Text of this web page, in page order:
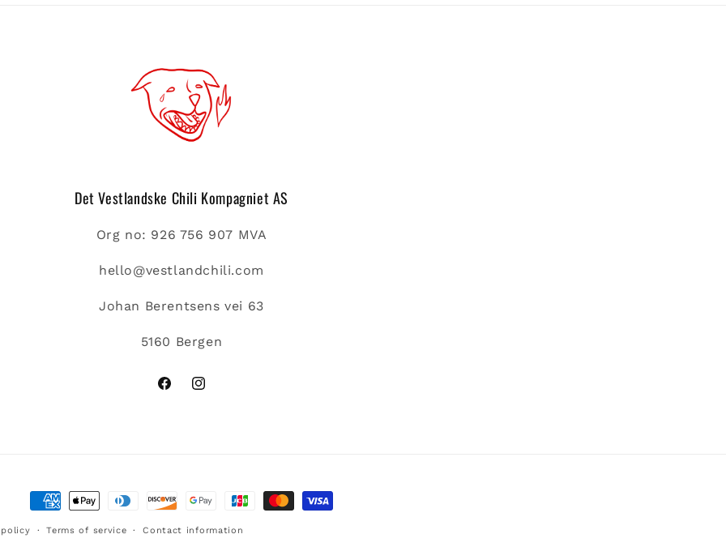
Det Vestlandske Chili Kompagniet AS
Org no: 926 756 907 MVA
hello@vestlandchili.com
Johan Berentsens vei 63
5160 Bergen
FacebookInstagram
Payment
methods
Terms of service Contact information